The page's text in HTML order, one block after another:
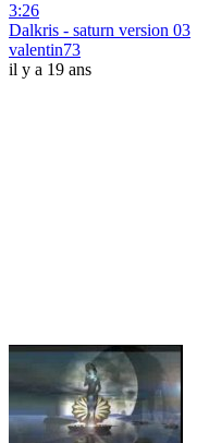
3:26
Dalkris - saturn version 03
valentin73
il y a 19 ans